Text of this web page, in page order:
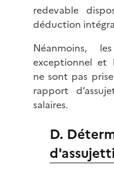
redevable
déduction
Néanmoins,
exceptionnel et
ne sont pas
rapport
salaires.
D.